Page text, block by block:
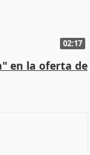
02:17
en la oferta de